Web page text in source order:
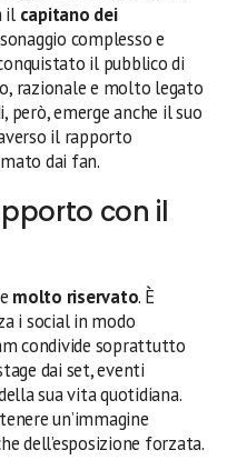
il capitano dei
complesso e
il pubblico di
razionale e molto legato
però, emerge anche il suo
il rapporto
dai fan.
con il
molto riservato. È
i social in modo
condivide soprattutto
dai set, eventi
sua vita quotidiana.
un’immagine
dell’esposizione forzata.